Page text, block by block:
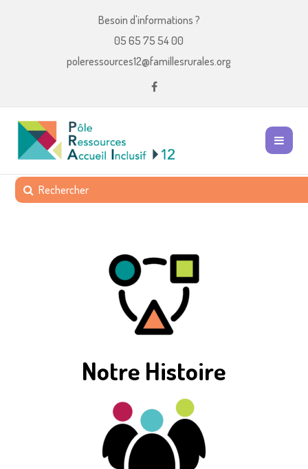
Besoin d'informations ?
05 65 75 54 00
poleressources12@famillesrurales.org
Notre Histoire